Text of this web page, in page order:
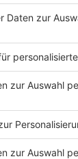
Verleihung der
im
Links zum